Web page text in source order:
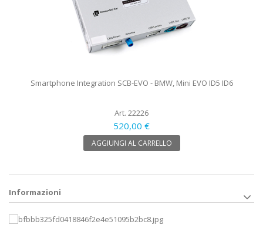
Smartphone Integration SCB-EVO - BMW, Mini EVO ID5 ID6
Art. 22226
520,00 €
AGGIUNGI AL CARRELLO
Informazioni